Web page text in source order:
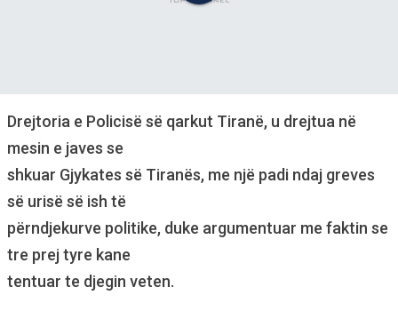
Drejtoria e Policisë së qarkut Tiranë, u drejtua në
mesin e javes se
shkuar Gjykates së Tiranës, me një padi ndaj greves
së urisë së ish të
përndjekurve politike, duke argumentuar me faktin se
tre prej tyre kane
tentuar te djegin veten.